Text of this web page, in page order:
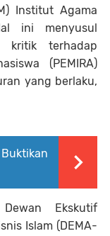
Institut Agama
ini menyusul
kritik terhadap
(PEMIRA)
yang berlaku,
Ekskutif
Islam (DEMA-